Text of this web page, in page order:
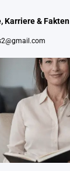
Karriere & Fakten